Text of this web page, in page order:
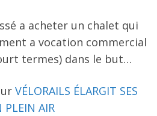
a acheter un chalet qui
a vocation commercial
termes) dans le but…
VÉLORAILS ÉLARGIT SES
PLEIN AIR